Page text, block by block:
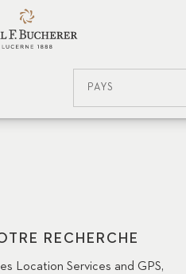
PAYS
RECHERCHE
Location Services and GPS,